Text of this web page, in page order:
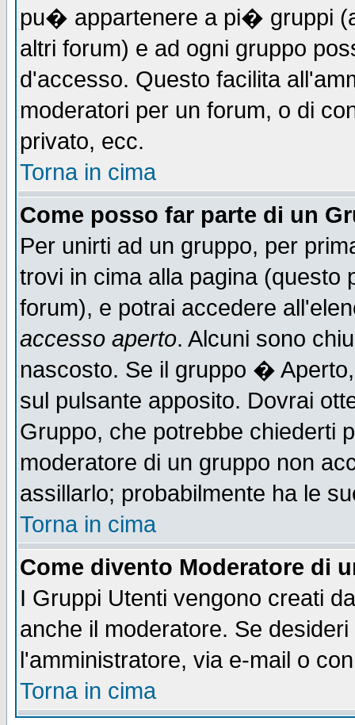
pu� appartenere a pi� gruppi
altri forum) e ad ogni gruppo
d'accesso. Questo facilita
moderatori per un forum, o di
privato, ecc.
Torna in cima
Come posso far parte di un
Per unirti ad un gruppo, per
trovi in cima alla pagina
forum), e potrai accedere
accesso aperto. Alcuni sono
nascosto. Se il gruppo �
sul pulsante apposito. Dovrai
Gruppo, che potrebbe chiederti
moderatore di un gruppo non
assillarlo; probabilmente ha le
Torna in cima
Come divento Moderatore di
I Gruppi Utenti vengono creati
anche il moderatore. Se
l'amministratore, via e-mail o
Torna in cima